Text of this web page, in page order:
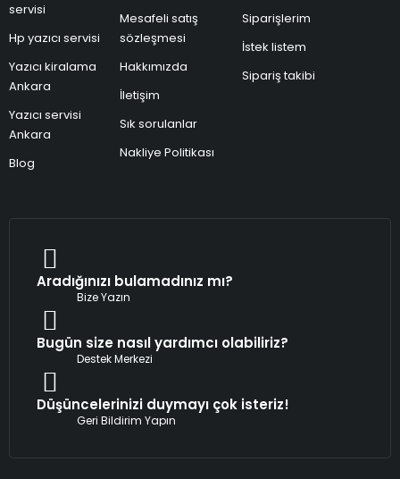
servisi
Hp yazıcı servisi
Yazıcı kiralama
Ankara
Yazıcı servisi
Ankara
Blog
Mesafeli satış
sözleşmesi
Hakkımızda
İletişim
Sık sorulanlar
Nakliye Politikası
Siparişlerim
İstek listem
Sipariş takibi
Aradığınızı bulamadınız mı?
Bize Yazın
Bugün size nasıl yardımcı olabiliriz?
Destek Merkezi
Düşüncelerinizi duymayı çok isteriz!
Geri Bildirim Yapın